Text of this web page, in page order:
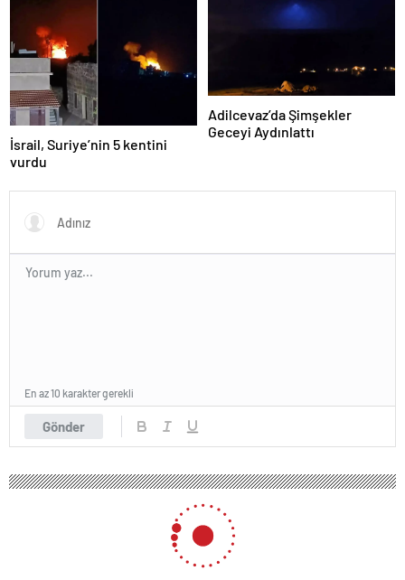
İsrail, Suriye’nin 5 kentini
vurdu
Adilcevaz’da Şimşekler
Geceyi Aydınlattı
Gönder
En az 10 karakter gerekli